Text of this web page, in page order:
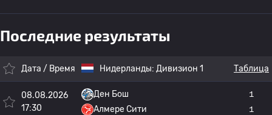
Последние результаты
Дата / Время Нидерланды: Дивизион 1 Таблица
08.08.2026
17:30
Ден Бош
Алмере Сити
1
1